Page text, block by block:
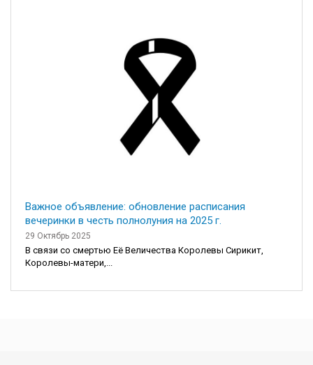
Важное объявление: обновление расписания
вечеринки в честь полнолуния на 2025 г.
29 Октябрь 2025
В связи со смертью Её Величества Королевы Сирикит,
Королевы-матери,...